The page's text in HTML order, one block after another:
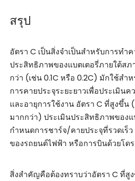
สรุป
อัตรา C เป็นสิ่งจำเป็นสำหรับการทำค
ประสิทธิภาพของแบตเตอรี่ภายใต้สภ
กว่า (เช่น 0.1C หรือ 0.2C) มักใช้สำ
การคายประจุระยะยาวเพื่อประเมิน
และอายุการใช้งาน อัตรา C ที่สูงขึ้น (
มากกว่า) ประเมินประสิทธิภาพของ
กำหนดการชาร์จ/คายประจุที่รวดเร็ว
ของรถยนต์ไฟฟ้า หรือการบินด้วยโด
สิ่งสำคัญคือต้องทราบว่าอัตรา C ที่สู